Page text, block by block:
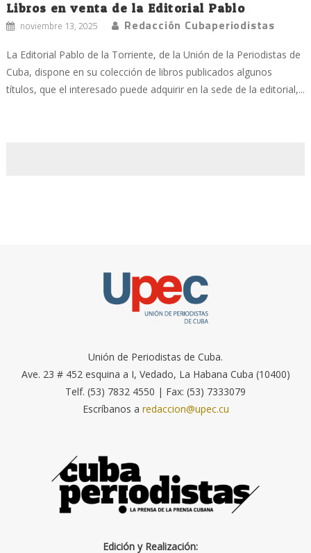
Libros en venta de la Editorial Pablo
noviembre 13, 2025 Redacción Cubaperiodistas
La Editorial Pablo de la Torriente, de la Unión de la Periodistas de
Cuba, dispone en su colección de libros publicados algunos
títulos, que el interesado puede adquirir en la sede de la editorial,...
Unión de Periodistas de Cuba.
Ave. 23 # 452 esquina a I, Vedado, La Habana Cuba (10400)
Telf. (53) 7832 4550 | Fax: (53) 7333079
Escríbanos a redaccion@upec.cu
Edición y Realización: